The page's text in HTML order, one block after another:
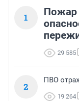
1
Пожар
29 585
2
ПВО
19 264